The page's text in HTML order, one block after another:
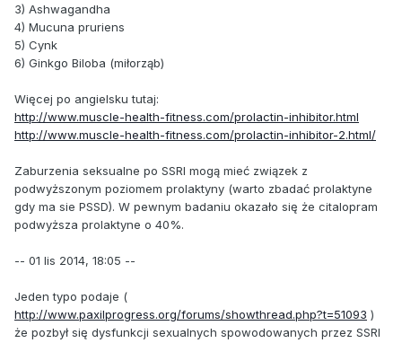
3) Ashwagandha
4) Mucuna pruriens
5) Cynk
6) Ginkgo Biloba (miłorząb)
Więcej po angielsku tutaj:
http://www.muscle-health-fitness.com/prolactin-inhibitor.html
http://www.muscle-health-fitness.com/prolactin-inhibitor-2.html/
Zaburzenia seksualne po SSRI mogą mieć związek z
podwyższonym poziomem prolaktyny (warto zbadać prolaktyne
gdy ma sie PSSD). W pewnym badaniu okazało się że citalopram
podwyższa prolaktyne o 40%.
-- 01 lis 2014, 18:05 --
Jeden typo podaje (
http://www.paxilprogress.org/forums/showthread.php?t=51093 )
że pozbył się dysfunkcji sexualnych spowodowanych przez SSRI